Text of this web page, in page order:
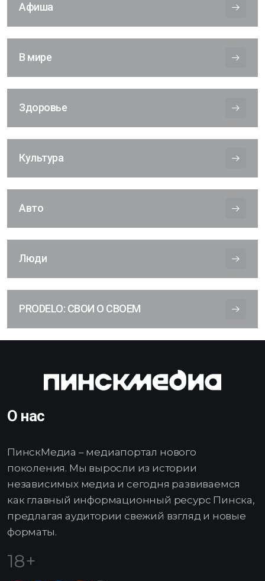
Афиша
В мире
Здоровье
Культура
Авто
Люди
PRODELO: СВОИ О СВОЕМ
О нас
ПинскМедиа – медиапортал нового
поколения. Мы выросли из истории
независимых медиа и сегодня развиваемся
как главный информационный ресурс Пинска,
предлагая аудитории свежий взгляд и новые
форматы.
18+